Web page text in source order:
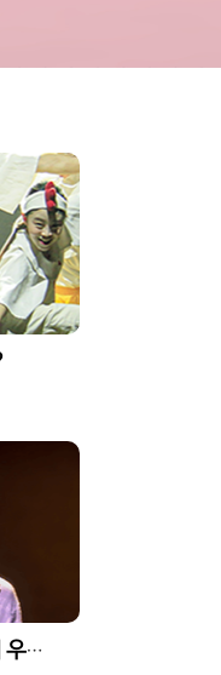
[쿵짝2024] 첨지가 구슬피 우는 까닭은?